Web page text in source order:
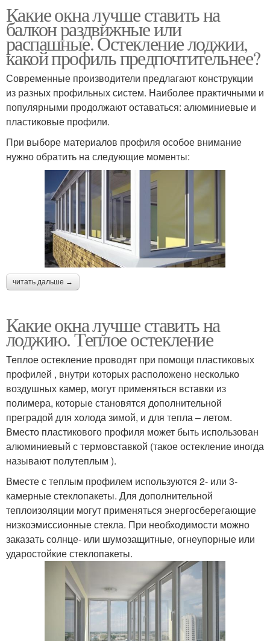
Какие окна лучше ставить на
балкон раздвижные или
распашные. Остекление лоджии,
какой профиль предпочтительнее?
Современные производители предлагают конструкции
из разных профильных систем. Наиболее практичными и
популярными продолжают оставаться: алюминиевые и
пластиковые профили.
При выборе материалов профиля особое внимание
нужно обратить на следующие моменты:
читать дальше →
Какие окна лучше ставить на
лоджию. Теплое остекление
Теплое остекление проводят при помощи пластиковых
профилей , внутри которых расположено несколько
воздушных камер, могут применяться вставки из
полимера, которые становятся дополнительной
преградой для холода зимой, и для тепла – летом.
Вместо пластикового профиля может быть использован
алюминиевый с термовставкой (такое остекление иногда
называют полутеплым ).
Вместе с теплым профилем используются 2- или 3-
камерные стеклопакеты. Для дополнительной
теплоизоляции могут применяться энергосберегающие
низкоэмиссионные стекла. При необходимости можно
заказать солнце- или шумозащитные, огнеупорные или
ударостойкие стеклопакеты.